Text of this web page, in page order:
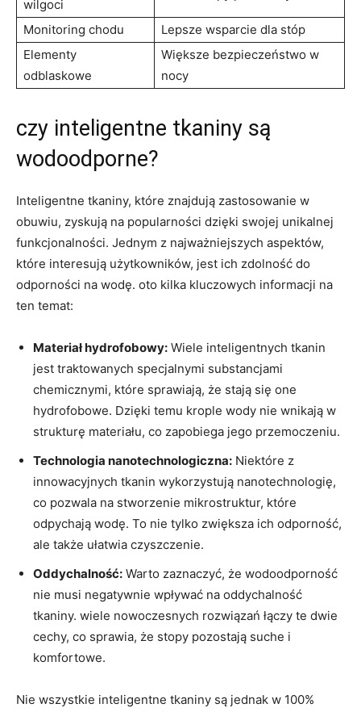
wilgoci
Monitoring chodu
Lepsze wsparcie dla stóp
Elementy
odblaskowe
Większe bezpieczeństwo w
nocy
czy inteligentne tkaniny są
wodoodporne?
Inteligentne tkaniny, które znajdują zastosowanie w
obuwiu, zyskują na popularności dzięki swojej unikalnej
funkcjonalności. Jednym z najważniejszych aspektów,
które interesują użytkowników, jest ich zdolność do
odporności na wodę. oto kilka kluczowych informacji na
ten temat:
Materiał hydrofobowy: Wiele inteligentnych tkanin
jest traktowanych specjalnymi substancjami
chemicznymi, które sprawiają, że stają się one
hydrofobowe. Dzięki temu krople wody nie wnikają w
strukturę materiału, co zapobiega jego przemoczeniu.
Technologia nanotechnologiczna: Niektóre z
innowacyjnych tkanin wykorzystują nanotechnologię,
co pozwala na stworzenie mikrostruktur, które
odpychają wodę. To nie tylko zwiększa ich odporność,
ale także ułatwia czyszczenie.
Oddychalność: Warto zaznaczyć, że wodoodporność
nie musi negatywnie wpływać na oddychalność
tkaniny. wiele nowoczesnych rozwiązań łączy te dwie
cechy, co sprawia, że stopy pozostają suche i
komfortowe.
Nie wszystkie inteligentne tkaniny są jednak w 100%